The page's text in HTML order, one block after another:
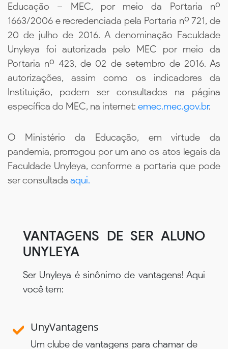
Educação – MEC, por meio da Portaria nº
1663/2006 e recredenciada pela Portaria nº 721, de
20 de julho de 2016. A denominação Faculdade
Unyleya foi autorizada pelo MEC por meio da
Portaria nº 423, de 02 de setembro de 2016. As
autorizações, assim como os indicadores da
Instituição, podem ser consultados na página
específica do MEC, na internet: emec.mec.gov.br.
O Ministério da Educação, em virtude da
pandemia, prorrogou por um ano os atos legais da
Faculdade Unyleya, conforme a portaria que pode
ser consultada aqui.
VANTAGENS DE SER ALUNO
UNYLEYA
Ser Unyleya é sinônimo de vantagens! Aqui
você tem:
UnyVantagens
Um clube de vantagens para chamar de